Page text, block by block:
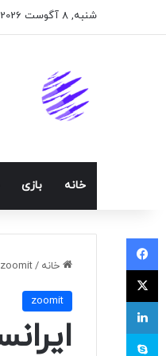
شنبه, 8 آگوست 2026
خانه بازی
خانه /
zoomit
zoomit
فیسبوک